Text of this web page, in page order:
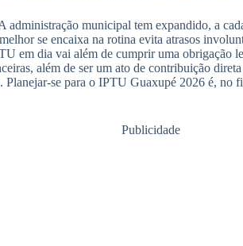
administração municipal tem expandido, a
se encaixa na rotina evita atrasos
em dia vai além de cumprir uma obrigação
além de ser um ato de contribuição
se para o IPTU Guaxupé 2026 é, no
Publicidade